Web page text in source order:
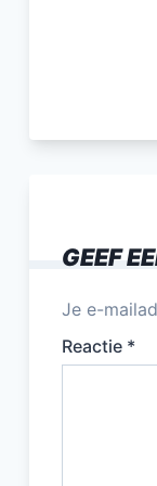
GEEF
Je e-
Reactie *